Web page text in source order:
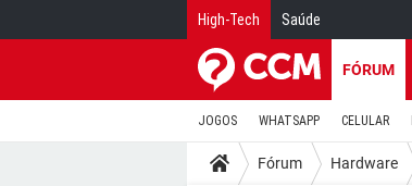
High-Tech Saúde
FÓRUM
JOGOS WHATSAPP CELULAR
Fórum Hardware